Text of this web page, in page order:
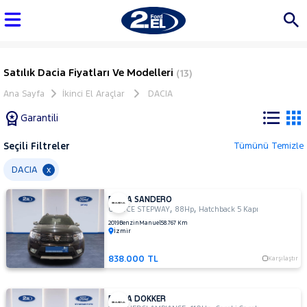
Satılık Dacia Fiyatları Ve Modelleri (13)
Ana Sayfa İkinci El Araçlar DACIA
Garantili
Tüm
Araçlar
AUDI
BMC
BMW
BYD
Seçili Filtreler Tümünü Temizle
DACIA x
DACIA SANDERO
0.9 TCE STEPWAY, 88Hp, Hatchback 5 Kapı
2019Benzin Manuel58.767 Km
İzmir
838.000 TL Karşılaştır
DACIA DOKKER